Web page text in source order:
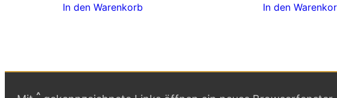
In den Warenkorb In den
^